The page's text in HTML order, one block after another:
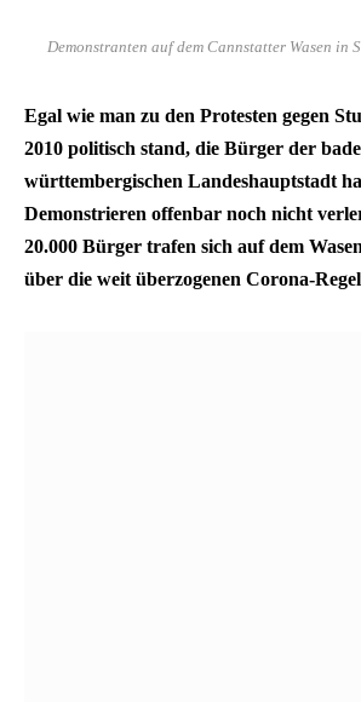
Demonstranten auf dem Cannstatter Wasen in
Egal wie man zu den Protesten gegen
2010 politisch stand, die Bürger der
württembergischen Landeshauptstadt
Demonstrieren offenbar noch nicht
20.000 Bürger trafen sich auf dem
über die weit überzogenen Corona-